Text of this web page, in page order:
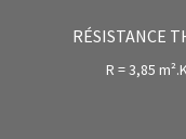
RÉSISTANCE
R = 3,85